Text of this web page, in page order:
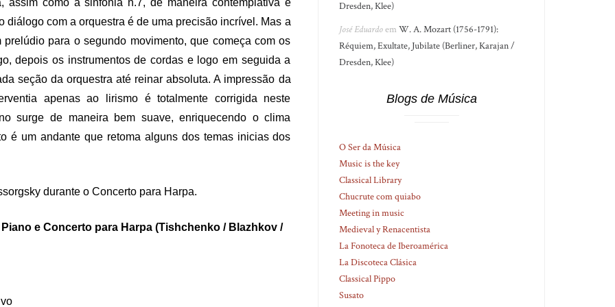
assim como a sinfonia n.7, de maneira contemplativa e
diálogo com a orquestra é de uma precisão incrível. Mas a
para o segundo movimento, que começa com os
depois os instrumentos de cordas e logo em seguida a
seção da orquestra até reinar absoluta. A impressão da
apenas ao lirismo é totalmente corrigida neste
surge de maneira bem suave, enriquecendo o clima
é um andante que retoma alguns dos temas inicias dos
durante o Concerto para Harpa.
e Concerto para Harpa (Tishchenko / Blazhkov /
Dresden, Klee)
José EduardoemW. A. Mozart (1756-1791):
Réquiem, Exultate, Jubilate (Berliner, Karajan /
Dresden, Klee)
Blogs de Música
O Ser da Música
Music is the key
Classical Library
Chucrute com quiabo
Meeting in music
Medieval y Renacentista
La Fonoteca de Iberoamérica
La Discoteca Clásica
Classical Pippo
Susato